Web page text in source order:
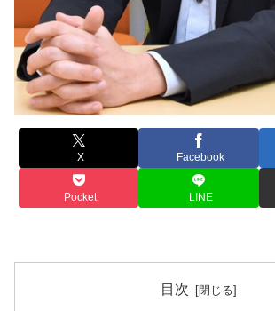
X Facebook
Pocket LINE
目次